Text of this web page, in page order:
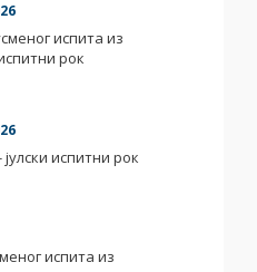
испита из
рок
испитни рок
испита из